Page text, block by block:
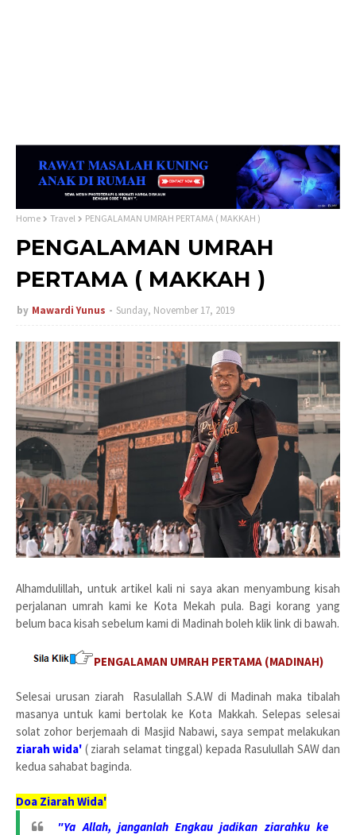
Home Travel PENGALAMAN UMRAH PERTAMA ( MAKKAH )
PENGALAMAN UMRAH
PERTAMA ( MAKKAH )
by Mawardi Yunus Sunday, November 17, 2019
Alhamdulillah, untuk artikel kali ni saya akan menyambung kisah
perjalanan umrah kami ke Kota Mekah pula. Bagi korang yang
belum baca kisah sebelum kami di Madinah boleh klik link di bawah.
PENGALAMAN UMRAH PERTAMA (MADINAH)
Selesai urusan ziarah Rasulallah S.A.W di Madinah maka tibalah
masanya untuk kami bertolak ke Kota Makkah. Selepas selesai
solat zohor berjemaah di Masjid Nabawi, saya sempat melakukan
ziarah wida' ( ziarah selamat tinggal) kepada Rasulullah SAW dan
kedua sahabat baginda.
Doa Ziarah Wida'
"Ya Allah, janganlah Engkau jadikan ziarahku ke